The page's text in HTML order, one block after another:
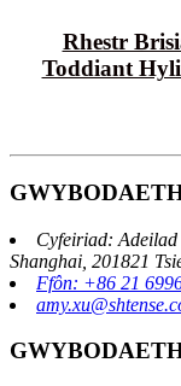
Rhestr
Toddiant
Cyfeiriad:
Shanghai, 201821
Ffôn: +86 21